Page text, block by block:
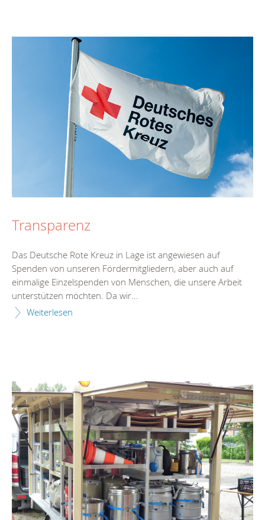
Transparenz
Das Deutsche Rote Kreuz in Lage ist angewiesen auf
Spenden von unseren Fördermitgliedern, aber auch auf
einmalige Einzelspenden von Menschen, die unsere Arbeit
unterstützen möchten. Da wir...
Weiterlesen